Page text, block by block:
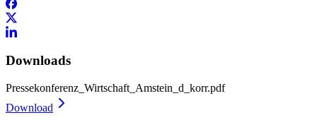
Downloads
Pressekonferenz_Wirtschaft_Amstein_d_korr.pdf
Download